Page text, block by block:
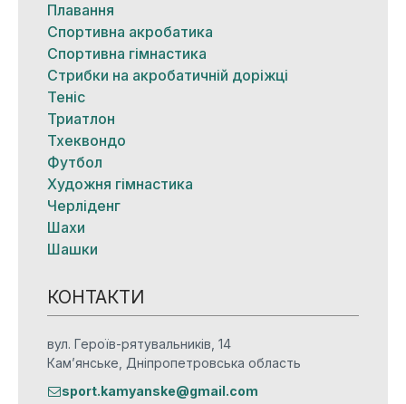
Плавання
Спортивна акробатика
Спортивна гімнастика
Стрибки на акробатичній доріжці
Теніс
Триатлон
Тхеквондо
Футбол
Художня гімнастика
Черліденг
Шахи
Шашки
КОНТАКТИ
вул. Героїв-рятувальників, 14
Кам’янське, Дніпропетровська область
sport.kamyanske@gmail.com